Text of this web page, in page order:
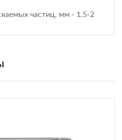
частиц, мм - 1,5-2